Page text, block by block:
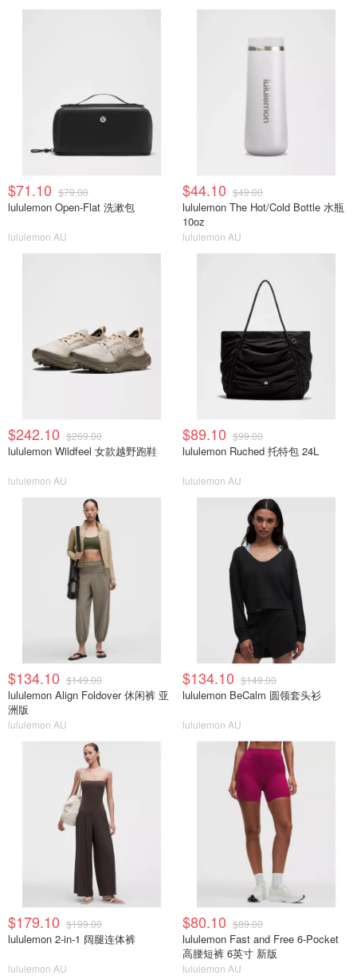
$71.10 $79.00
lululemon Open-Flat 洗漱包
lululemon AU
$44.10 $49.00
lululemon The Hot/Cold Bottle 水瓶
10oz
lululemon AU
$242.10 $269.00
lululemon Wildfeel 女款越野跑鞋
lululemon AU
$89.10 $99.00
lululemon Ruched 托特包 24L
lululemon AU
$134.10 $149.00
lululemon Align Foldover 休闲裤 亚
洲版
lululemon AU
$134.10 $149.00
lululemon BeCalm 圆领套头衫
lululemon AU
$179.10 $199.00
lululemon 2-in-1 阔腿连体裤
lululemon AU
$80.10 $89.00
lululemon Fast and Free 6-Pocket
高腰短裤 6英寸 新版
lululemon AU